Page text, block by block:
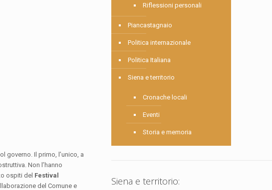
governo. Il primo, l’unico, a
Non l’hanno
ospiti del Festival
del Comune e
Riflessioni personali
Piancastagnaio
Politica internazionale
Politica Italiana
Siena e territorio
Cronache locali
Eventi
Storia e memoria
Siena e territorio: